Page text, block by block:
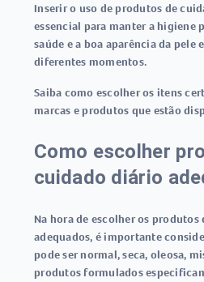
Inserir o uso de produtos de
essencial para manter a higiene
saúde e a boa aparência da pele
diferentes momentos.
Saiba como escolher os itens
marcas e produtos que estão
Como escolher
cuidado diário
Na hora de escolher os
adequados, é importante
pode ser normal, seca, oleosa,
produtos formulados